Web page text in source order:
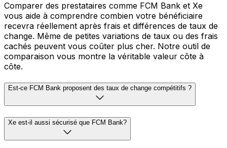
Comparer des prestataires comme FCM Bank et Xe
vous aide à comprendre combien votre bénéficiaire
recevra réellement après frais et différences de taux de
change. Même de petites variations de taux ou des frais
cachés peuvent vous coûter plus cher. Notre outil de
comparaison vous montre la véritable valeur côte à
côte.
Est-ce FCM Bank proposent des taux de change compétitifs ?
Xe est-il aussi sécurisé que FCM Bank?